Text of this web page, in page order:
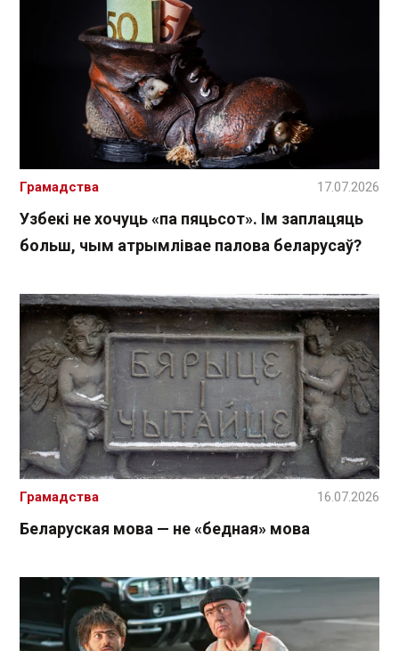
Узбекі не хочуць «па пяцьсот». Ім заплацяць
больш, чым атрымлівае палова беларусаў?
Грамадства 17.07.2026
Беларуская мова — не «бедная» мова
Грамадства 16.07.2026